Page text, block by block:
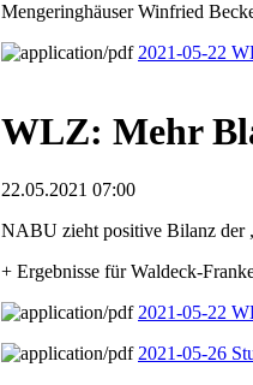
Mengeringhäuser Winfried
2021-05-22
WLZ: Mehr
22.05.2021 07:00
NABU zieht positive Bilanz der
+ Ergebnisse für Waldeck-
2021-05-22
2021-05-26